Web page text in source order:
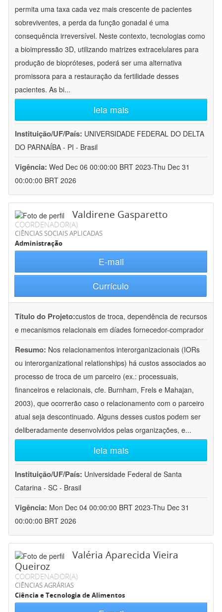
permita uma taxa cada vez mais crescente de pacientes
sobreviventes, a perda da função gonadal é uma
consequência irreversível. Neste contexto, tecnologias como
a bioimpressão 3D, utilizando matrizes extracelulares para
produção de biopróteses, poderá ser uma alternativa
promissora para a restauração da fertilidade desses
pacientes. As bi...
leia mais
Instituição/UF/País: UNIVERSIDADE FEDERAL DO DELTA
DO PARNAÍBA - PI - Brasil
Vigência: Wed Dec 06 00:00:00 BRT 2023-Thu Dec 31
00:00:00 BRT 2026
Valdirene Gasparetto
COORDENADOR(A)
CIÊNCIAS SOCIAIS APLICADAS
Administração
E-mail
Currículo
Título do Projeto:custos de troca, dependência de recursos
e mecanismos relacionais em díades fornecedor-comprador
Resumo: Nos relacionamentos interorganizacionais (IORs
ou interorganizational relationships) há custos associados ao
processo de troca de um parceiro (ex.: processuais,
financeiros e relacionais, cfe. Burnham, Frels e Mahajan,
2003), que ocorrerão caso o relacionamento com o parceiro
atual seja descontinuado. Alguns desses custos podem ser
deliberadamente desenvolvidos pelas organizações, e...
leia mais
Instituição/UF/País: Universidade Federal de Santa
Catarina - SC - Brasil
Vigência: Mon Dec 04 00:00:00 BRT 2023-Thu Dec 31
00:00:00 BRT 2026
Valéria Aparecida Vieira
Queiroz
COORDENADOR(A)
CIÊNCIAS AGRÁRIAS
Ciência e Tecnologia de Alimentos